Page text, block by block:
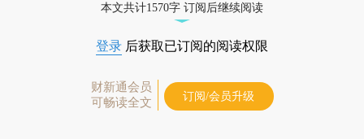
本文共计1570字 订阅后继续阅读
登录 后获取已订阅的阅读权限
财新通会员
可畅读全文
订阅/会员升级